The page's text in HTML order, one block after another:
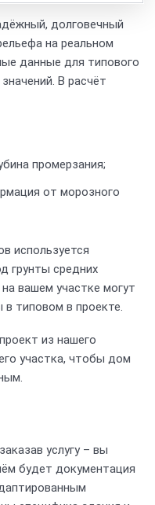
долговечный
на реальном
данные для типового
В расчёт
промерзания;
от морозного
используется
грунты средних
вашем участке могут
типовом в проекте.
из нашего
участка, чтобы дом
услугу – вы
будет документация